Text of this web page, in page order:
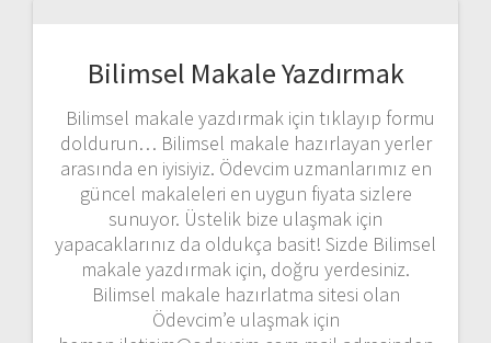
Bilimsel Makale Yazdırmak
Bilimsel makale yazdırmak için tıklayıp formu
doldurun… Bilimsel makale hazırlayan yerler
arasında en iyisiyiz. Ödevcim uzmanlarımız en
güncel makaleleri en uygun fiyata sizlere
sunuyor. Üstelik bize ulaşmak için
yapacaklarınız da oldukça basit! Sizde Bilimsel
makale yazdırmak için, doğru yerdesiniz.
Bilimsel makale hazırlatma sitesi olan
Ödevcim’e ulaşmak için